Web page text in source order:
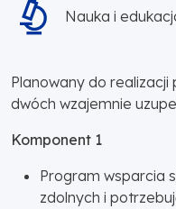
Nauka i
Planowany do realizacji
dwóch wzajemnie
Komponent 1
Program wsparcia
zdolnych i